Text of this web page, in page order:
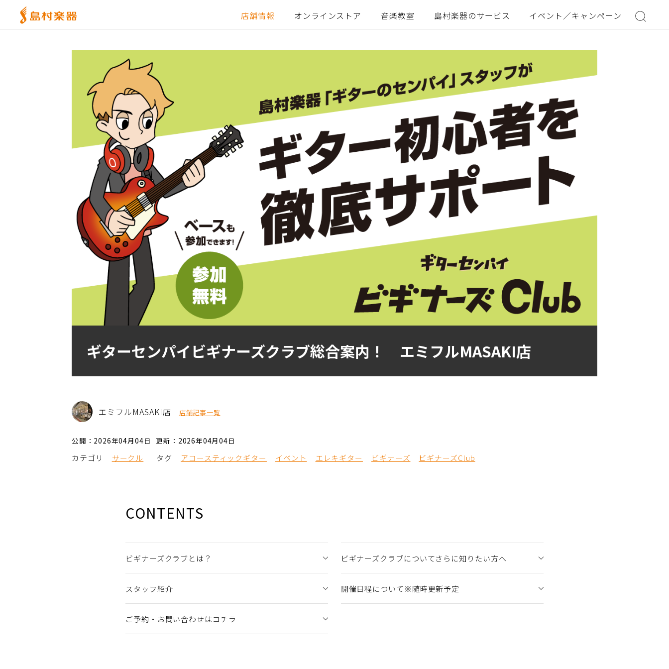
店舗情報 オンラインストア 音楽教室 島村楽器のサービス イベント／キャンペーン
ギターセンパイビギナーズクラブ総合案内！ エミフルMASAKI店
エミフルMASAKI店 店舗記事一覧
公開：2026年04月04日 更新：2026年04月04日
カテゴリ サークル タグ アコースティックギター イベント エレキギター ビギナーズ ビギナーズClub
CONTENTS
ビギナーズクラブとは？ ビギナーズクラブについてさらに知りたい方へ
スタッフ紹介 開催日程について※随時更新予定
ご予約・お問い合わせはコチラ